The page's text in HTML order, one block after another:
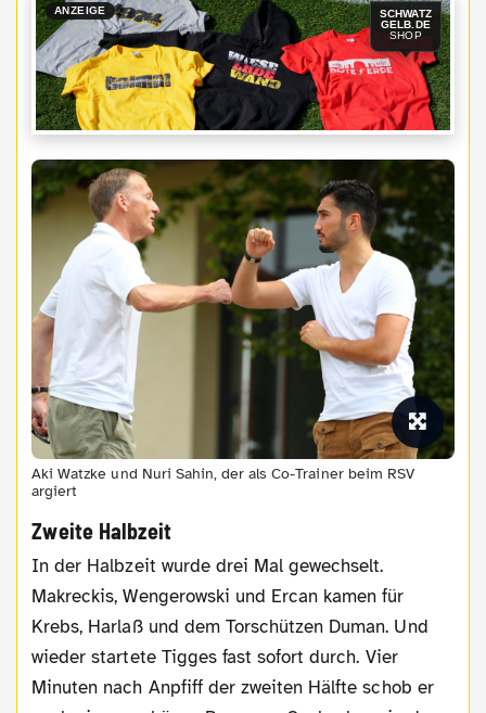
ANZEIGE
SCHWATZ
GELB.DE
SHOP
Aki Watzke und Nuri Sahin, der als Co-Trainer beim RSV
argiert
Zweite Halbzeit
In der Halbzeit wurde drei Mal gewechselt.
Makreckis, Wengerowski und Ercan kamen für
Krebs, Harlaß und dem Torschützen Duman. Und
wieder startete Tigges fast sofort durch. Vier
Minuten nach Anpfiff der zweiten Hälfte schob er